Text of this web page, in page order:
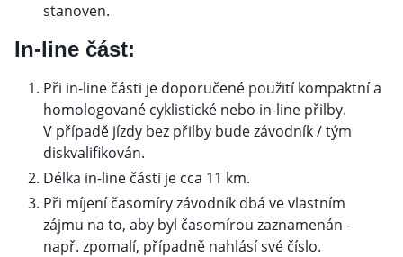
stanoven.
In-line část:
Při in-line části je doporučené použití kompaktní a
homologované cyklistické nebo in-line přilby.
V případě jízdy bez přilby bude závodník / tým
diskvalifikován.
Délka in-line části je cca 11 km.
Při míjení časomíry závodník dbá ve vlastním
zájmu na to, aby byl časomírou zaznamenán -
např. zpomalí, případně nahlásí své číslo.